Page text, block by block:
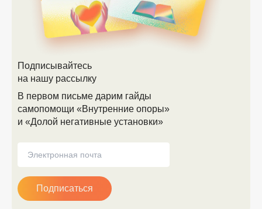
Подписывайтесь
на нашу рассылку
В первом письме дарим гайды
самопомощи «Внутренние опоры»
и «Долой негативные установки»
Подписаться